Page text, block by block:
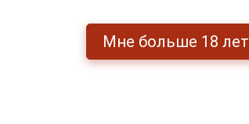
Условия продаж
Мне больше 18 лет